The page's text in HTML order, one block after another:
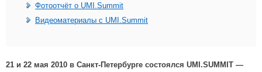
Фотоотчёт о UMI.Summit
Видеоматериалы с UMI.Summit
21 и 22 мая 2010 в Санкт-Петербурге состоялся UMI.SUMMIT —